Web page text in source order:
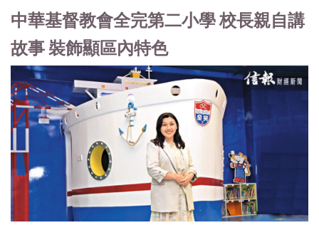
中華基督教會全完第二小學 校長親自講
故事 裝飾顯區內特色